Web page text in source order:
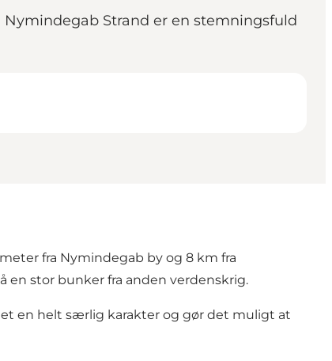
Strand er en stemningsfuld
fra Nymindegab by og 8 km fra
en stor bunker fra anden verdenskrig.
en helt særlig karakter og gør det muligt at